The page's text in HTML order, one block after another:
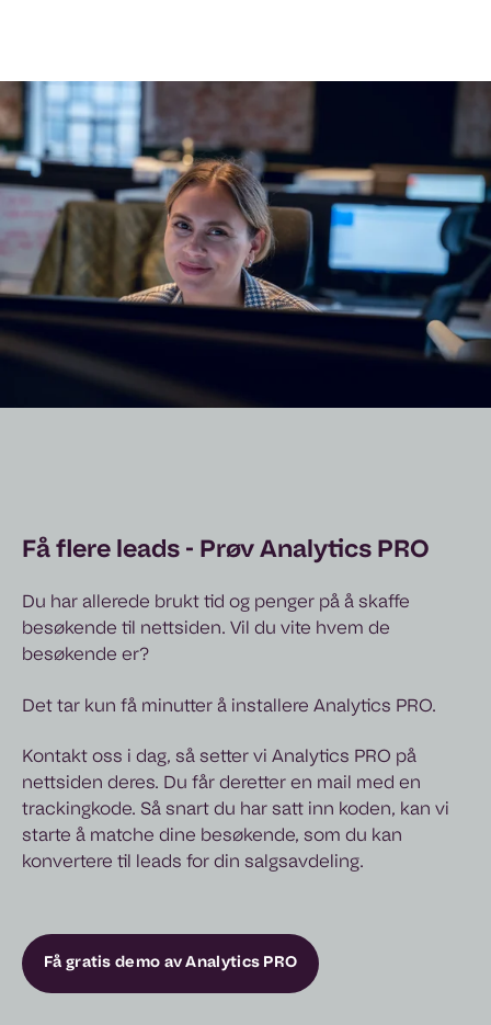
Få flere leads - Prøv Analytics PRO
Du har allerede brukt tid og penger på å skaffe
besøkende til nettsiden. Vil du vite hvem de
besøkende er?
Det tar kun få minutter å installere Analytics PRO.
Kontakt oss i dag, så setter vi Analytics PRO på
nettsiden deres. Du får deretter en mail med en
trackingkode. Så snart du har satt inn koden, kan vi
starte å matche dine besøkende, som du kan
konvertere til leads for din salgsavdeling.
Få gratis demo av Analytics PRO